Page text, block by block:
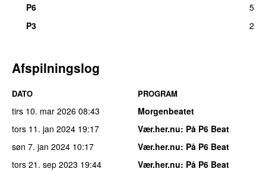
P6
5
P3
2
Afspilningslog
DATO PROGRAM
tirs 10. mar 2026 08:43
Morgenbeatet
tors 11. jan 2024 19:17 Vær.her.nu: På P6 Beat
søn 7. jan 2024 10:17 Vær.her.nu: På P6 Beat
tors 21. sep 2023 19:44 Vær.her.nu: På P6 Beat